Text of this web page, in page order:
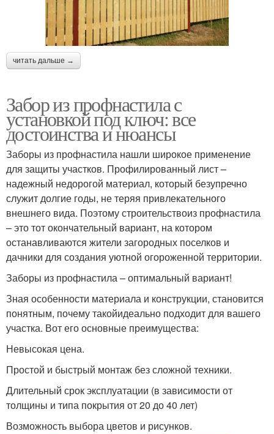
читать дальше →
Забор из профнастила с
установкой под ключ: все
достоинства и нюансы
Заборы из профнастила нашли широкое применение
для защиты участков. Профилированный лист –
надежный недорогой материал, который безупречно
служит долгие годы, не теряя привлекательного
внешнего вида. Поэтому строительствоиз профнастила
– это тот окончательный вариант, на котором
останавливаются жители загородных поселков и
дачники для создания уютной огороженной территории.
Заборы из профнастила – оптимальный вариант!
Зная особенности материала и конструкции, становится
понятным, почему такойидеально подходит для вашего
участка. Вот его основные преимущества:
Невысокая цена.
Простой и быстрый монтаж без сложной техники.
Длительный срок эксплуатации (в зависимости от
толщины и типа покрытия от 20 до 40 лет)
Возможность выбора цветов и рисунков.